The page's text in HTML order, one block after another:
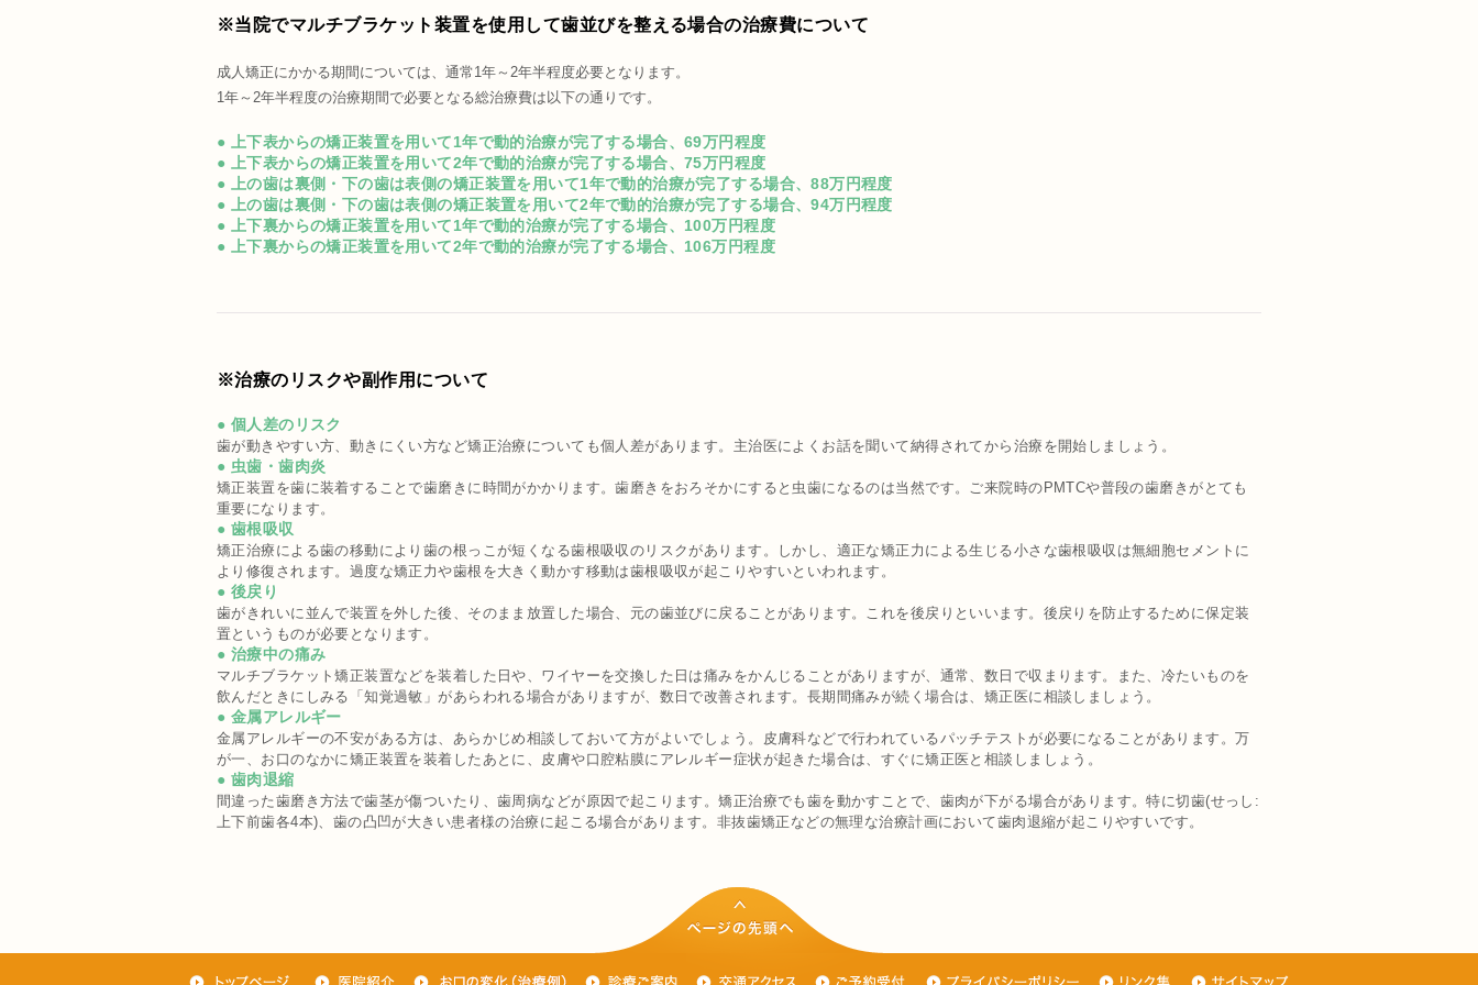
※当院でマルチブラケット装置を使用して歯並びを整える場合の治療費について
成人矯正にかかる期間については、通常1年～2年半程度必要となります。
1年～2年半程度の治療期間で必要となる総治療費は以下の通りです。
● 上下表からの矯正装置を用いて1年で動的治療が完了する場合、69万円程度
● 上下表からの矯正装置を用いて2年で動的治療が完了する場合、75万円程度
● 上の歯は裏側・下の歯は表側の矯正装置を用いて1年で動的治療が完了する場合、88万円程度
● 上の歯は裏側・下の歯は表側の矯正装置を用いて2年で動的治療が完了する場合、94万円程度
● 上下裏からの矯正装置を用いて1年で動的治療が完了する場合、100万円程度
● 上下裏からの矯正装置を用いて2年で動的治療が完了する場合、106万円程度
※治療のリスクや副作用について
● 個人差のリスク
歯が動きやすい方、動きにくい方など矯正治療についても個人差があります。主治医によくお話を聞いて納得されてから治療を開始しましょう。
● 虫歯・歯肉炎
矯正装置を歯に装着することで歯磨きに時間がかかります。歯磨きをおろそかにすると虫歯になるのは当然です。ご来院時のPMTCや普段の歯磨きがとても
重要になります。
● 歯根吸収
矯正治療による歯の移動により歯の根っこが短くなる歯根吸収のリスクがあります。しかし、適正な矯正力による生じる小さな歯根吸収は無細胞セメントに
より修復されます。過度な矯正力や歯根を大きく動かす移動は歯根吸収が起こりやすいといわれます。
● 後戻り
歯がきれいに並んで装置を外した後、そのまま放置した場合、元の歯並びに戻ることがあります。これを後戻りといいます。後戻りを防止するために保定装
置というものが必要となります。
● 治療中の痛み
マルチブラケット矯正装置などを装着した日や、ワイヤーを交換した日は痛みをかんじることがありますが、通常、数日で収まります。また、冷たいものを
飲んだときにしみる「知覚過敏」があらわれる場合がありますが、数日で改善されます。長期間痛みが続く場合は、矯正医に相談しましょう。
● 金属アレルギー
金属アレルギーの不安がある方は、あらかじめ相談しておいて方がよいでしょう。皮膚科などで行われているパッチテストが必要になることがあります。万
が一、お口のなかに矯正装置を装着したあとに、皮膚や口腔粘膜にアレルギー症状が起きた場合は、すぐに矯正医と相談しましょう。
● 歯肉退縮
間違った歯磨き方法で歯茎が傷ついたり、歯周病などが原因で起こります。矯正治療でも歯を動かすことで、歯肉が下がる場合があります。特に切歯(せっし:
上下前歯各4本)、歯の凸凹が大きい患者様の治療に起こる場合があります。非抜歯矯正などの無理な治療計画において歯肉退縮が起こりやすいです。